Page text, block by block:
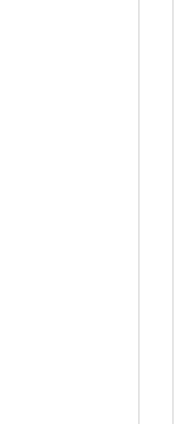
Madalya”,
sergisi ile
delegasyon
delegasyon
Büyük